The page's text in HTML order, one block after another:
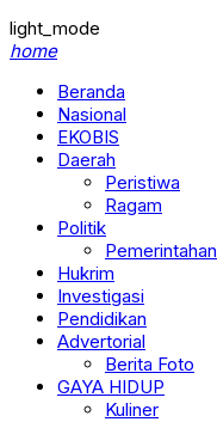
light_mode
home
Beranda
Nasional
EKOBIS
Daerah
Peristiwa
Ragam
Politik
Pemerintahan
Hukrim
Investigasi
Pendidikan
Advertorial
Berita Foto
GAYA HIDUP
Kuliner